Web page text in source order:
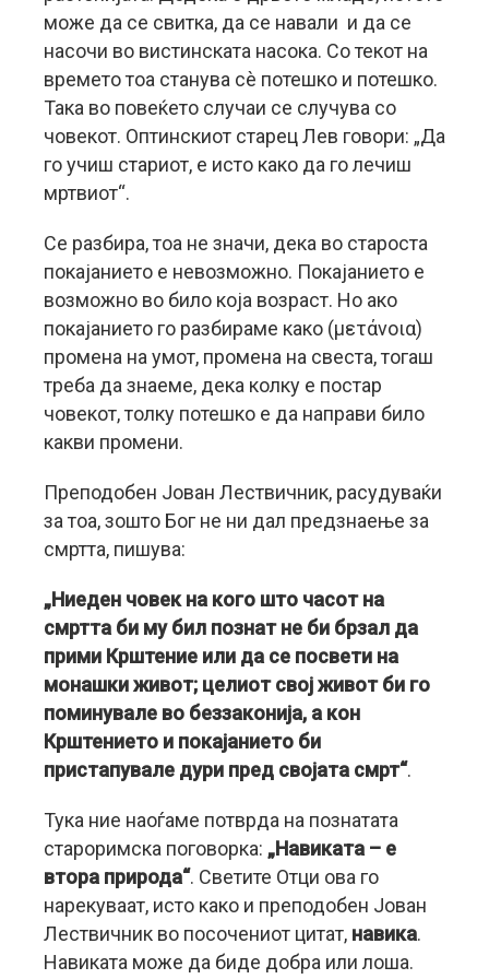
може да се свитка, да се навали и да се
насочи во вистинската насока. Со текот на
времето тоа станува сè потешко и потешко.
Така во повеќето случаи се случува со
човекот. Оптинскиот старец Лев говори: „Да
го учиш стариот, е исто како да го лечиш
мртвиот“.
Се разбира, тоа не значи, дека во староста
покајанието е невозможно. Покајанието е
возможно во било која возраст. Но ако
покајанието го разбираме како (μετάνοια)
промена на умот, промена на свеста, тогаш
треба да знаеме, дека колку е постар
човекот, толку потешко е да направи било
какви промени.
Преподобен Јован Лествичник, расудуваќи
за тоа, зошто Бог не ни дал предзнаење за
смртта, пишува:
„Ниеден човек на кого што часот на
смртта би му бил познат не би брзал да
прими Крштение или да се посвети на
монашки живот; целиот свој живот би го
поминувале во беззаконија, а кон
Крштението и покајанието би
пристапувале дури пред својата смрт“.
Тука ние наоѓаме потврда на познатата
староримска поговорка: „Навиката – е
втора природа“. Светите Отци ова го
нарекуваат, исто како и преподобен Јован
Лествичник во посочениот цитат, навика.
Навиката може да биде добра или лоша.